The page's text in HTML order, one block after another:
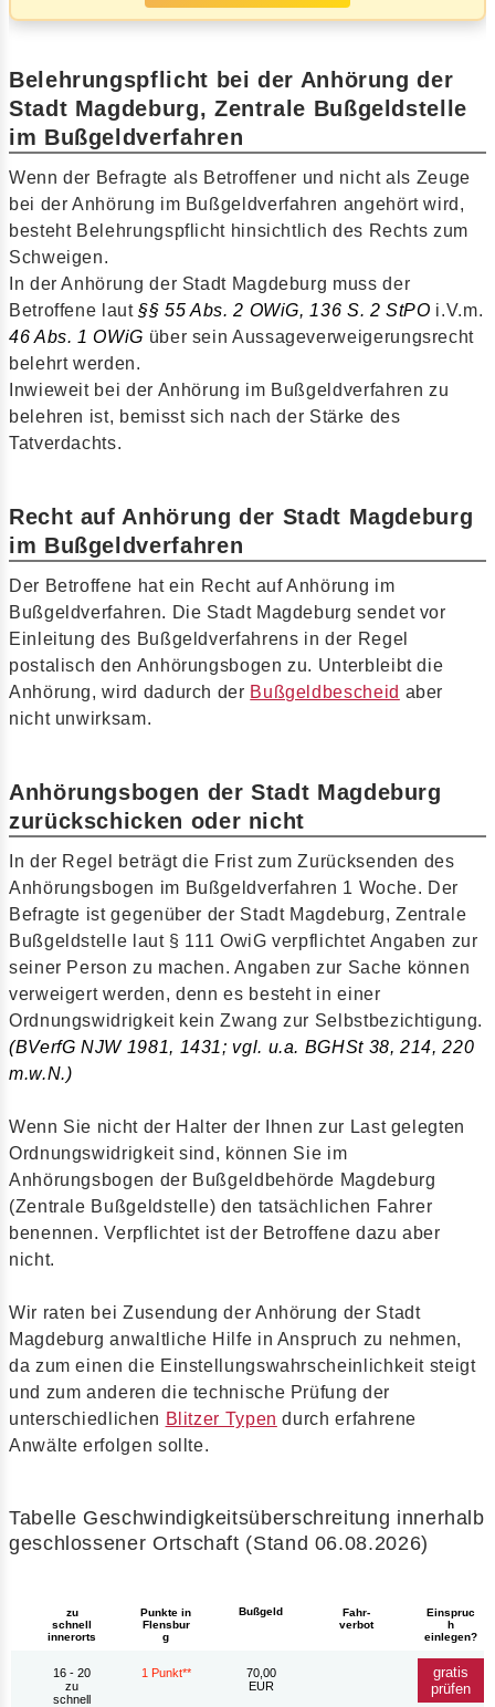
Belehrungspflicht bei der Anhörung der
Stadt Magdeburg, Zentrale Bußgeldstelle
im Bußgeldverfahren
Wenn der Befragte als Betroffener und nicht als Zeuge
bei der Anhörung im Bußgeldverfahren angehört wird,
besteht Belehrungspflicht hinsichtlich des Rechts zum
Schweigen.
In der Anhörung der Stadt Magdeburg muss der
Betroffene laut§§ 55 Abs. 2 OWiG, 136 S. 2 StPO i.V.m.
46 Abs. 1 OWiG über sein Aussageverweigerungsrecht
belehrt werden.
Inwieweit bei der Anhörung im Bußgeldverfahren zu
belehren ist, bemisst sich nach der Stärke des
Tatverdachts.
Recht auf Anhörung der Stadt Magdeburg
im Bußgeldverfahren
Der Betroffene hat ein Recht auf Anhörung im
Bußgeldverfahren. Die Stadt Magdeburg sendet vor
Einleitung des Bußgeldverfahrens in der Regel
postalisch den Anhörungsbogen zu. Unterbleibt die
Anhörung, wird dadurch der Bußgeldbescheid aber
nicht unwirksam.
Anhörungsbogen der Stadt Magdeburg
zurückschicken oder nicht
In der Regel beträgt die Frist zum Zurücksenden des
Anhörungsbogen im Bußgeldverfahren 1 Woche. Der
Befragte ist gegenüber der Stadt Magdeburg, Zentrale
Bußgeldstelle laut § 111 OwiG verpflichtet Angaben zur
seiner Person zu machen. Angaben zur Sache können
verweigert werden, denn es besteht in einer
Ordnungswidrigkeit kein Zwang zur Selbstbezichtigung.
(BVerfG NJW 1981, 1431; vgl. u.a. BGHSt 38, 214, 220
m.w.N.)
Wenn Sie nicht der Halter der Ihnen zur Last gelegten
Ordnungswidrigkeit sind, können Sie im
Anhörungsbogen der Bußgeldbehörde Magdeburg
(Zentrale Bußgeldstelle) den tatsächlichen Fahrer
benennen. Verpflichtet ist der Betroffene dazu aber
nicht.
Wir raten bei Zusendung der Anhörung der Stadt
Magdeburg anwaltliche Hilfe in Anspruch zu nehmen,
da zum einen die Einstellungswahrscheinlichkeit steigt
und zum anderen die technische Prüfung der
unterschiedlichen Blitzer Typen durch erfahrene
Anwälte erfolgen sollte.
Tabelle Geschwindigkeitsüberschreitung innerhalb
geschlossener Ortschaft (Stand 06.08.2026)
zu
schnell
innerorts
Punkte in
Flensbur
g
Bußgeld
Fahr-
verbot
Einspruc
h
einlegen?
16 - 20
zu
schnell
1 Punkt**
70,00
EUR
gratis
prüfen